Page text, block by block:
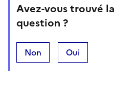
Avez-vous trouvé
question ?
Non Oui